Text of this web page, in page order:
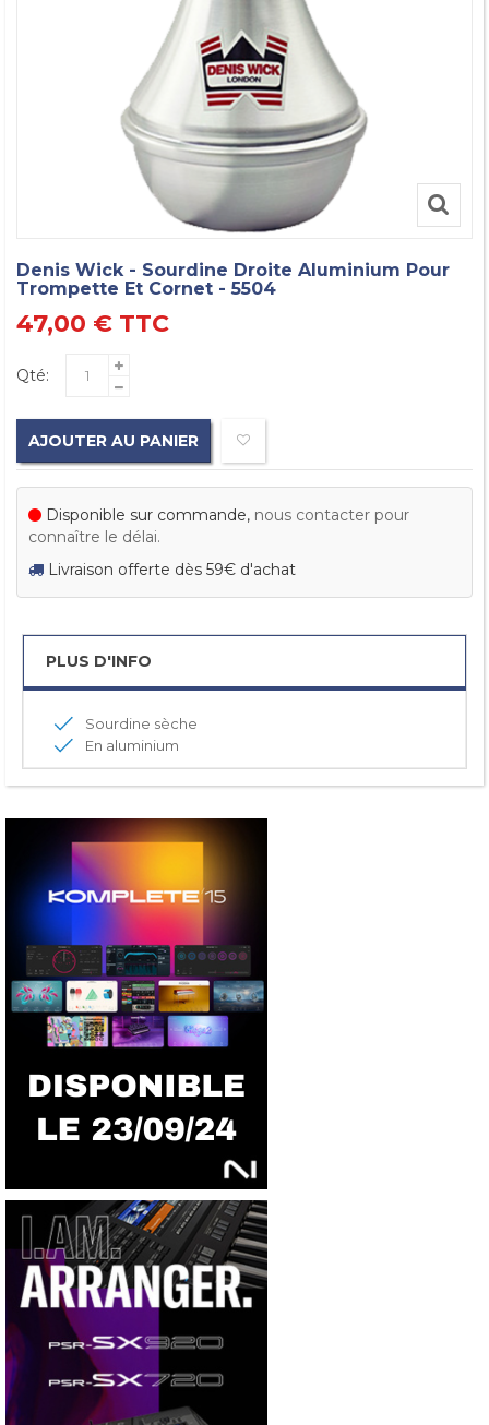
Denis Wick - Sourdine Droite Aluminium Pour
Trompette Et Cornet - 5504
47,00 € TTC
Qté:
AJOUTER AU PANIER
Disponible sur commande, nous contacter pour
connaître le délai.
Livraison offerte dès 59€ d'achat
PLUS D'INFO
Sourdine sèche
En aluminium